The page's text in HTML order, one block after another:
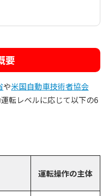
要
や米国自動車技術者協会
転レベルに応じて以下の6
運転操作の主体